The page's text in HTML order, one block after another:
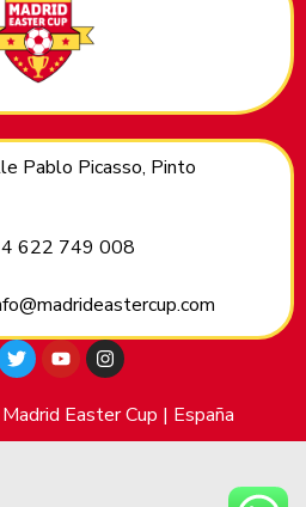
Pablo Picasso, Pinto
622 749 008
Easter Cup | España